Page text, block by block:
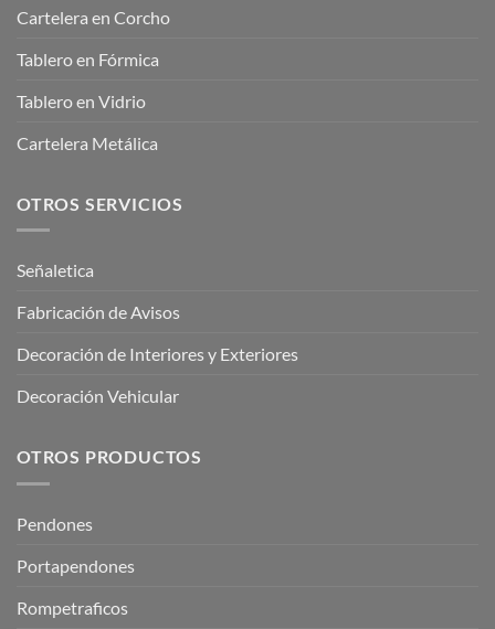
Cartelera en Corcho
Tablero en Fórmica
Tablero en Vidrio
Cartelera Metálica
OTROS SERVICIOS
Señaletica
Fabricación de Avisos
Decoración de Interiores y Exteriores
Decoración Vehicular
OTROS PRODUCTOS
Pendones
Portapendones
Rompetraficos